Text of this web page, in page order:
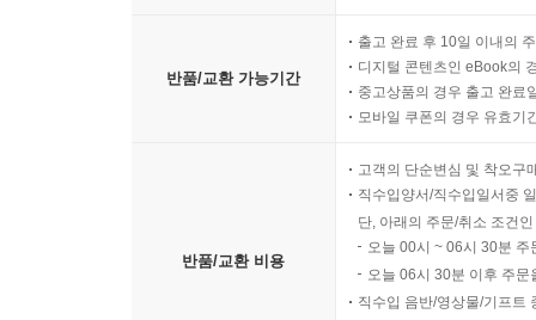
반품/교환 가능기간
출고 완료 후 10일 이내의
디지털 콘텐츠인 eBook의
중고상품의 경우 출고 완료
모바일 쿠폰의 경우 유효기
반품/교환 비용
고객의 단순변심 및 착오구
직수입양서/직수입일서중
단, 아래의 주문/취소 조건
오늘 00시 ~ 06시 30분
오늘 06시 30분 이후 주
직수입 음반/영상물/기프트